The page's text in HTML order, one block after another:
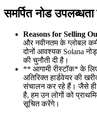
समर्पित नोड उपलब्धता
Reasons for Selling
और नवीनतम के ग्लोबल
दोनों आवश्यक Solana
की चुनौती दी है।
** आगामी रीस्टॉक* के
अतिरिक्त हार्डवेयर की
संचालन कर रहे हैं। जैसे ही
है, हम उन लोगों को
सूचित करेंगे।